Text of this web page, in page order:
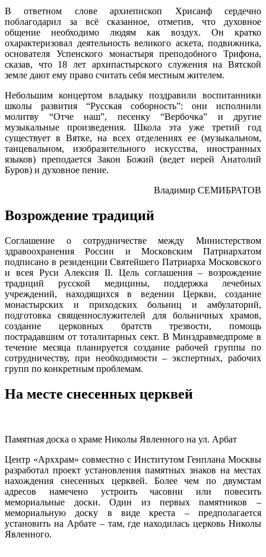
В ответном слове архиепископ Хрисанф сердечно
поблагодарил за всё сказанное, отметив, что духовное
общение необходимо людям как воздух. Он кратко
охарактеризовал деятельность великого аскета, подвижника,
основателя Успенского монастыря преподобного Трифона,
сказав, что 18 лет архипастырского служения на Вятской
земле дают ему право считать себя местным жителем.
Небольшим концертом владыку поздравили воспитанники
школы развития “Русская соборность”: они исполнили
молитву “Отче наш”, песенку “Вербочка” и другие
музыкальные произведения. Школа эта уже третий год
существует в Вятке, на всех отделениях ее (музыкальном,
танцевальном, изобразительного искусства, иностранных
языков) преподается Закон Божий (ведет иерей Анатолий
Буров) и духовное пение.
Владимир СЕМИБРАТОВ
Возрождение традиций
Соглашение о сотрудничестве между Министерством
здравоохранения России и Московским Патриархатом
подписано в резиденции Святейшего Патриарха Московского
и всея Руси Алексия II. Цель соглашения – возрождение
традиций русской медицины, поддержка лечебных
учреждений, находящихся в ведении Церкви, создание
монастырских и приходских больниц и амбулаторий,
подготовка священнослужителей для больничных храмов,
создание церковных братств трезвости, помощь
пострадавшим от тоталитарных сект. В Минздравмедпроме в
течение месяца планируется создание рабочей группы по
сотрудничеству, при необходимости – экспертных, рабочих
групп по конкретным проблемам.
Нa месте снесенных церквей
Памятная доска о храме Николы Явленного на ул. Арбат
Центр «Арххрам» совместно с Институтом Генплана Москвы
разработал проект установления памятных знаков на местах
нахождения снесенных церквей. Более чем по двумстам
адресов намечено устроить часовни или повесить
мемориальные доски. Один из первых памятников –
мемориальную доску в виде креста – предполагается
установить на Арбате – там, где находилась церковь Николы
Явленного.